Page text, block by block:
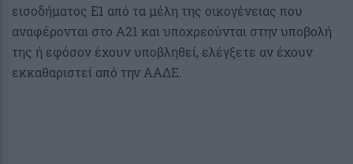
εισοδήματος Ε1 από τα μέλη της οικογένειας που
αναφέρονται στο Α21 και υποχρεούνται στην υποβολή
της ή εφόσον έχουν υποβληθεί, ελέγξετε αν έχουν
εκκαθαριστεί από την ΑΑΔΕ.